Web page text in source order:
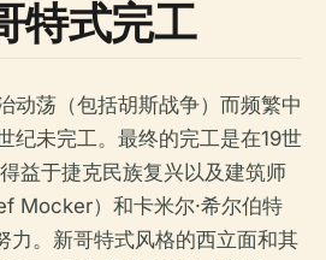
特式完工
动荡（包括胡斯战争）而频繁中
纪未完工。最终的完工是在19世
益于捷克民族复兴以及建筑师
Mocker）和卡米尔·希尔伯特
力。新哥特式风格的西立面和其